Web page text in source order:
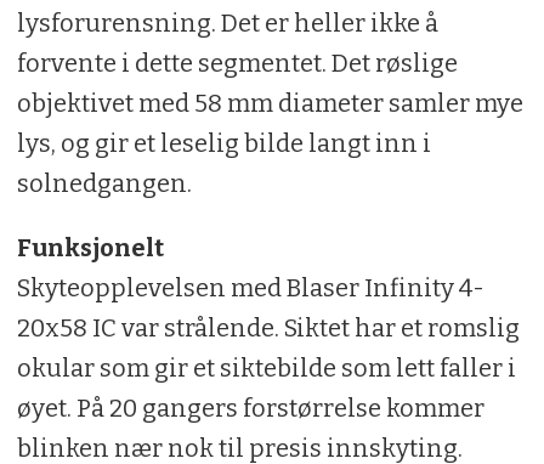
lysforurensning. Det er heller ikke å
forvente i dette segmentet. Det røslige
objektivet med 58 mm diameter samler mye
lys, og gir et leselig bilde langt inn i
solnedgangen.
Funksjonelt
Skyteopplevelsen med Blaser Infinity 4-
20x58 IC var strålende. Siktet har et romslig
okular som gir et siktebilde som lett faller i
øyet. På 20 gangers forstørrelse kommer
blinken nær nok til presis innskyting.